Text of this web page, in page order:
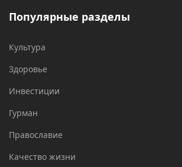
Популярные разделы
Культура
Здоровье
Инвестиции
Гурман
Православие
Качество жизни